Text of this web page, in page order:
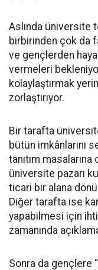
Aslında üniversite
birbirinden çok da
ve gençlerden
vermeleri
kolaylaştırmak
zorlaştırıyor.
Bir tarafta
bütün imkânlarını
tanıtım
üniversite pazarı
ticari bir alana
Diğer tarafta ise
yapabilmesi için
zamanında
Sonra da gençlere